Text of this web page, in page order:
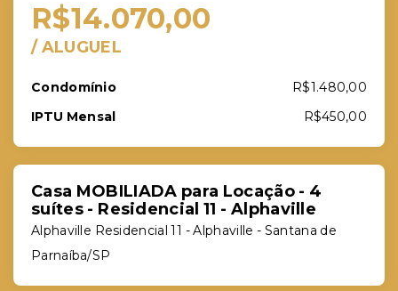
R$14.070,00
/ALUGUEL
Condomínio
R$1.480,00
IPTU Mensal
R$450,00
Casa MOBILIADA para Locação - 4
suítes - Residencial 11 - Alphaville
Alphaville Residencial 11 -Alphaville - Santana de
Parnaíba/SP